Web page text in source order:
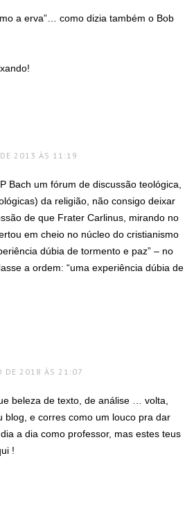
a erva”… como dizia também o Bob
2013 ÀS 11:19
Bach um fórum de discussão teológica,
da religião, não consigo deixar
de que Frater Carlinus, mirando no
em cheio no núcleo do cristianismo
dúbia de tormento e paz” – no
a ordem: “uma experiência dúbia de
DE 2018 ÀS 21:07
beleza de texto, de análise … volta,
blog, e corres como um louco pra dar
a dia como professor, mas estes teus
!